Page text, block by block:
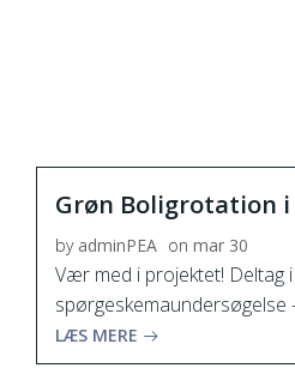
Grøn Boligrotation i
by adminPEA on mar 30
Vær med i projektet! Deltag
spørgeskemaundersøgelse
LÆS MERE